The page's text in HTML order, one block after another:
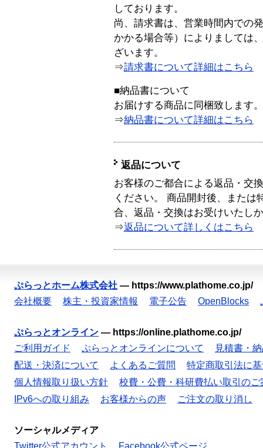
しております。
尚、請求書は、営業時間内での
かかる場合等）によりましては
ざいます。
⇒請求書について詳細はこちら
■納品書について
お届けする商品に同梱致します。
⇒納品書について詳細はこちら
返品について
お客様のご都合による返品・交
ください。 商品開封後、または
合、返品・交換はお受けいたし
⇒返品について詳しくはこちら
ぷらっとホーム株式会社 — https://www.plathome.co.jp/
会社概要
株主・投資家情報 電子公告 OpenBlocks
ぷらっとオンライン — https://online.plathome.co.jp/
ご利用ガイド
ぷらっとオンラインについて
見積書・
配送・決済について
よくあるご質問
特定商取引法に
個人情報取り扱い方針
校費・公費・科研費払い取引のご
IPv6への取り組み
お客様からの声 ご注文の取り消し
ソーシャルメディア
Twitter公式アカウント
Facebook公式ページ